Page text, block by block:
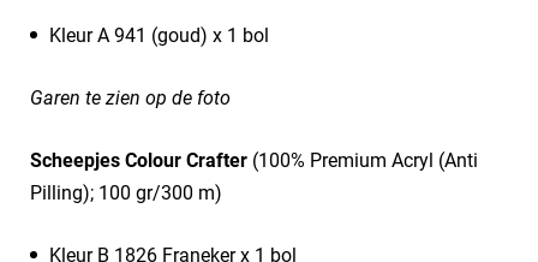
Kleur A 941 (goud) x 1 bol
Garen te zien op de foto
Scheepjes Colour Crafter (100% Premium Acryl (Anti
Pilling); 100 gr/300 m)
Kleur B 1826 Franeker x 1 bol